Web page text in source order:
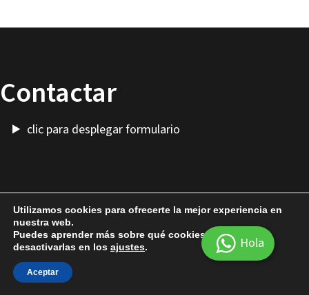
Contactar
clic para desplegar formulario
Más Cosas - Cuenta
Utilizamos cookies para ofrecerte la mejor experiencia en
nuestra web.
Puedes aprender más sobre qué cookies utilizamos o
desactivarlas en los ajustes.
Aceptar
Hola